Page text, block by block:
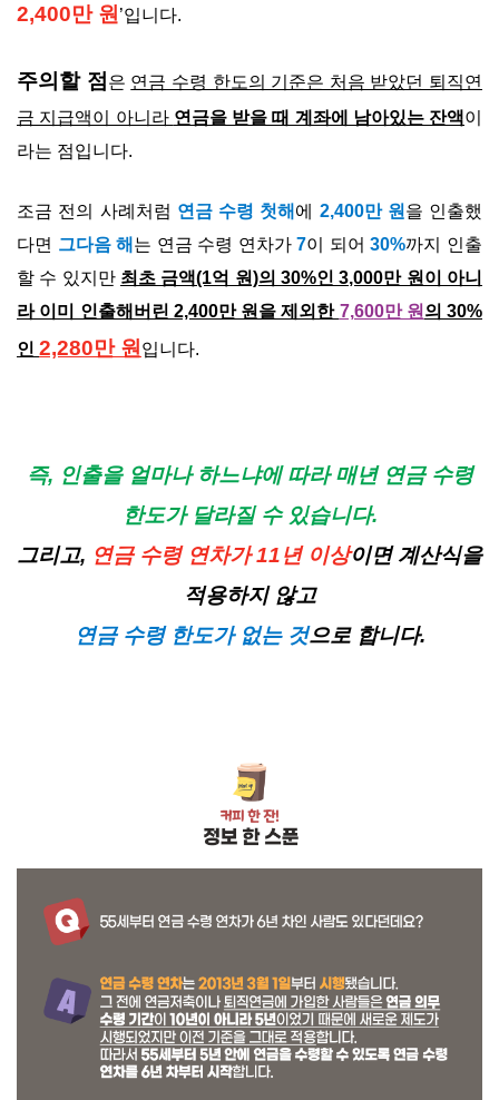
2,400만 원 ’입니다.
주의할 점 은 연금 수령 한도의 기준은 처음 받았던 퇴직연
금 지급액이 아니라 연금을 받을 때 계좌에 남아있는 잔액이
라는 점입니다.
조금 전의 사례처럼 연금 수령 첫해 에 2,400만 원 을 인출했
다면 그다음 해 는 연금 수령 연차가7이 되어30%까지 인출
할 수 있지만 최초 금액(1억 원)의 30%인 3,000만 원이 아니
라 이미 인출해버린 2,400만 원을 제외한 7,600만 원 의 30%
인 2,280만 원 입니다.
즉, 인출을 얼마나 하느냐에 따라 매년 연금 수령
한도가 달라질 수 있습니다.
그리고, 연금 수령 연차가 11년 이상이면 계산식을
적용하지 않고
연금 수령 한도가 없는 것으로 합니다.